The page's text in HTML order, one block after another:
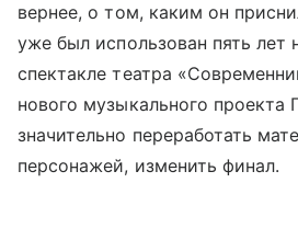
вернее, о том, каким он
уже был использован пять лет
спектакле театра
нового музыкального проекта
значительно переработать
персонажей, изменить финал.